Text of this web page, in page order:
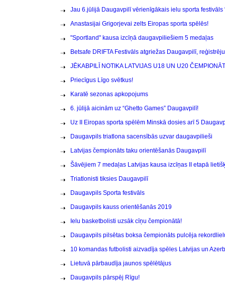
Jau 6.jūlijā Daugavpilī vērienīgākais ielu sporta festivāls
Anastasijai Grigorjevai zelts Eiropas sporta spēlēs!
"Sportland" kausa izcīņā daugavpiliešiem 5 medaļas
Betsafe DRIFTA Festivāls atgriežas Daugavpilī,
JĒKABPILĪ NOTIKA LATVIJAS U18 UN U20
Priecīgus Līgo svētkus!
Karatē sezonas apkopojums
6. jūlijā aicinām uz “Ghetto Games” Daugavpilī!
Uz II Eiropas sporta spēlēm Minskā dosies arī 5
Daugavpils triatlona sacensībās uzvar daugavpilieši
Latvijas čempionāts taku orientēšanās Daugavpilī
Šāvējiem 7 medaļas Latvijas kausa izcīņas II etapā
Triatlonisti tiksies Daugavpilī
Daugavpils Sporta festivāls
Daugavpils kauss orientēšanās 2019
Ielu basketbolisti uzsāk cīņu čempionātā!
Daugavpils pilsētas boksa čempionāts pulcēja
10 komandas futbolisti aizvadīja spēles Latvijas un
Lietuvā pārbaudīja jaunos spēlētājus
Daugavpils pārspēj Rīgu!